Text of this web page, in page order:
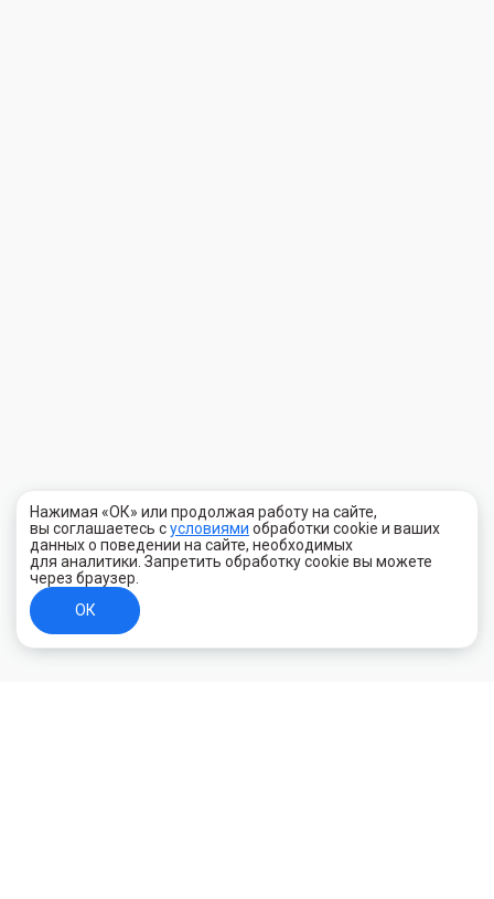
Нажимая «ОК» или продолжая работу на сайте,
вы соглашаетесь сусловиями обработки cookie и ваших
данных о поведении на сайте, необходимых
для аналитики. Запретить обработку cookie вы можете
через браузер.
ОК